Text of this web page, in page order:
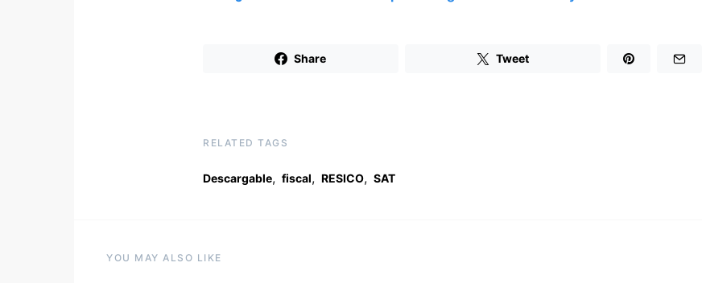
Share Tweet
RELATED TAGS
Descargable, fiscal, RESICO, SAT
YOU MAY ALSO LIKE